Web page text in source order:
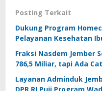
Posting Terkait
Dukung Program
Pelayanan Kesehatan
Fraksi Nasdem Jember
786,5 Miliar, tapi Ada
Layanan Adminduk